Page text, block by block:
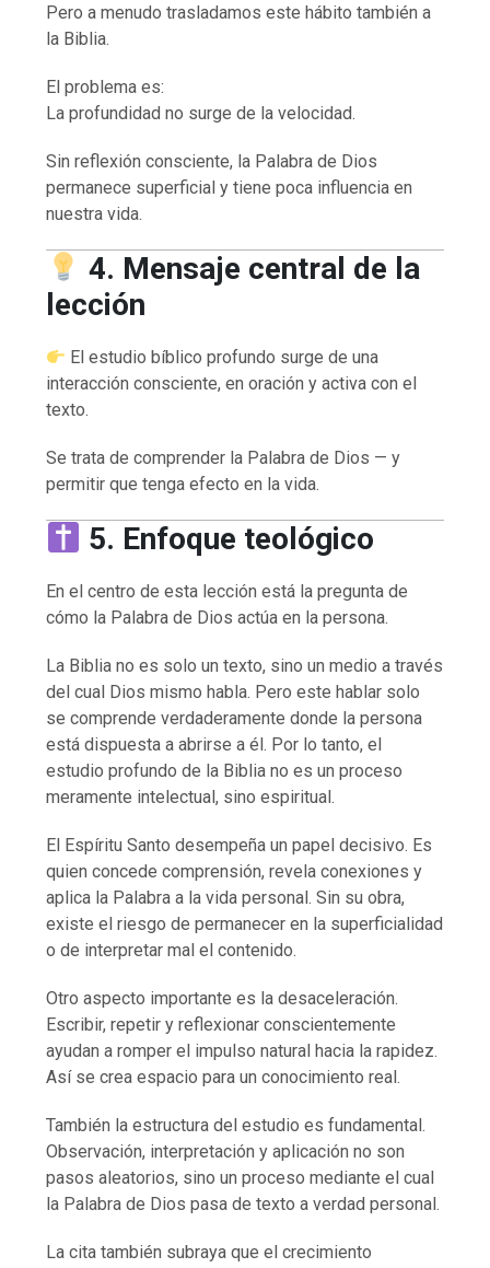
Pero a menudo trasladamos este hábito también a
la Biblia.
El problema es:
La profundidad no surge de la velocidad.
Sin reflexión consciente, la Palabra de Dios
permanece superficial y tiene poca influencia en
nuestra vida.
4. Mensaje central de la
lección
El estudio bíblico profundo surge de una
interacción consciente, en oración y activa con el
texto.
Se trata de comprender la Palabra de Dios — y
permitir que tenga efecto en la vida.
5. Enfoque teológico
En el centro de esta lección está la pregunta de
cómo la Palabra de Dios actúa en la persona.
La Biblia no es solo un texto, sino un medio a través
del cual Dios mismo habla. Pero este hablar solo
se comprende verdaderamente donde la persona
está dispuesta a abrirse a él. Por lo tanto, el
estudio profundo de la Biblia no es un proceso
meramente intelectual, sino espiritual.
El Espíritu Santo desempeña un papel decisivo. Es
quien concede comprensión, revela conexiones y
aplica la Palabra a la vida personal. Sin su obra,
existe el riesgo de permanecer en la superficialidad
o de interpretar mal el contenido.
Otro aspecto importante es la desaceleración.
Escribir, repetir y reflexionar conscientemente
ayudan a romper el impulso natural hacia la rapidez.
Así se crea espacio para un conocimiento real.
También la estructura del estudio es fundamental.
Observación, interpretación y aplicación no son
pasos aleatorios, sino un proceso mediante el cual
la Palabra de Dios pasa de texto a verdad personal.
La cita también subraya que el crecimiento